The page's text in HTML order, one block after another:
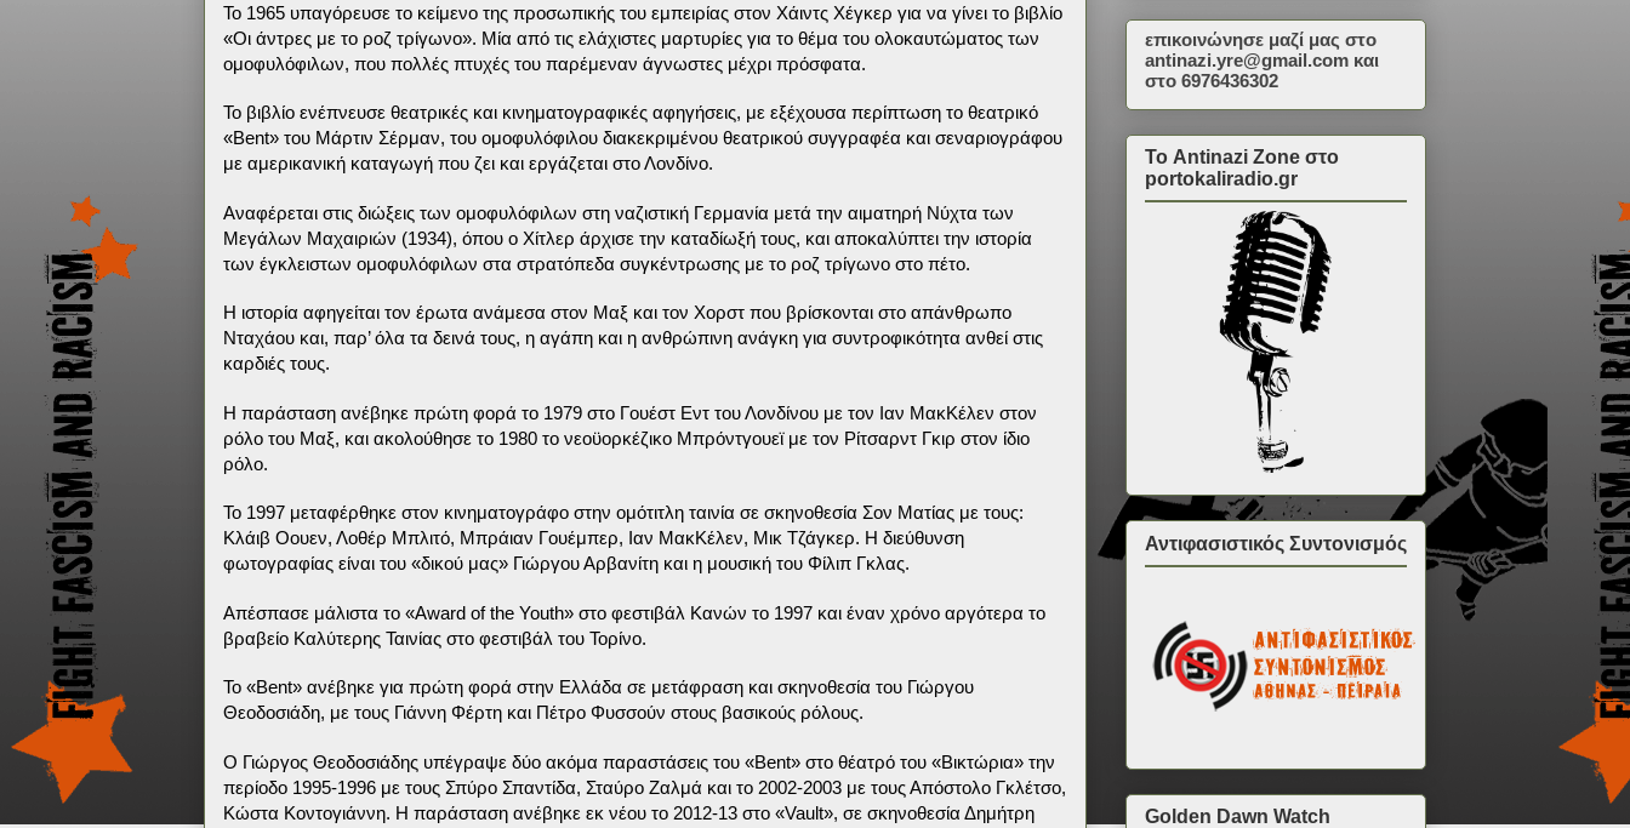
Το 1965 υπαγόρευσε το κείμενο της προσωπικής του εμπειρίας στον Χάιντς Χέγκερ για να γίνει το βιβλίο
«Οι άντρες με το ροζ τρίγωνο». Μία από τις ελάχιστες μαρτυρίες για το θέμα του ολοκαυτώματος των
ομοφυλόφιλων, που πολλές πτυχές του παρέμεναν άγνωστες μέχρι πρόσφατα.
Το βιβλίο ενέπνευσε θεατρικές και κινηματογραφικές αφηγήσεις, με εξέχουσα περίπτωση το θεατρικό
«Bent» του Μάρτιν Σέρμαν, του ομοφυλόφιλου διακεκριμένου θεατρικού συγγραφέα και σεναριογράφου
με αμερικανική καταγωγή που ζει και εργάζεται στο Λονδίνο.
Αναφέρεται στις διώξεις των ομοφυλόφιλων στη ναζιστική Γερμανία μετά την αιματηρή Νύχτα των
Μεγάλων Μαχαιριών (1934), όπου ο Χίτλερ άρχισε την καταδίωξή τους, και αποκαλύπτει την ιστορία
των έγκλειστων ομοφυλόφιλων στα στρατόπεδα συγκέντρωσης με το ροζ τρίγωνο στο πέτο.
Η ιστορία αφηγείται τον έρωτα ανάμεσα στον Μαξ και τον Χορστ που βρίσκονται στο απάνθρωπο
Νταχάου και, παρ’ όλα τα δεινά τους, η αγάπη και η ανθρώπινη ανάγκη για συντροφικότητα ανθεί στις
καρδιές τους.
Η παράσταση ανέβηκε πρώτη φορά το 1979 στο Γουέστ Εντ του Λονδίνου με τον Ιαν ΜακΚέλεν στον
ρόλο του Μαξ, και ακολούθησε το 1980 το νεοϋορκέζικο Μπρόντγουεϊ με τον Ρίτσαρντ Γκιρ στον ίδιο
ρόλο.
Το 1997 μεταφέρθηκε στον κινηματογράφο στην ομότιτλη ταινία σε σκηνοθεσία Σον Ματίας με τους:
Κλάιβ Οουεν, Λοθέρ Μπλιτό, Μπράιαν Γουέμπερ, Ιαν ΜακΚέλεν, Μικ Τζάγκερ. Η διεύθυνση
φωτογραφίας είναι του «δικού μας» Γιώργου Αρβανίτη και η μουσική του Φίλιπ Γκλας.
Απέσπασε μάλιστα το «Award of the Youth» στο φεστιβάλ Κανών το 1997 και έναν χρόνο αργότερα το
βραβείο Καλύτερης Ταινίας στο φεστιβάλ του Τορίνο.
Το «Bent» ανέβηκε για πρώτη φορά στην Ελλάδα σε μετάφραση και σκηνοθεσία του Γιώργου
Θεοδοσιάδη, με τους Γιάννη Φέρτη και Πέτρο Φυσσούν στους βασικούς ρόλους.
Ο Γιώργος Θεοδοσιάδης υπέγραψε δύο ακόμα παραστάσεις του «Bent» στο θέατρό του «Βικτώρια» την
περίοδο 1995-1996 με τους Σπύρο Σπαντίδα, Σταύρο Ζαλμά και το 2002-2003 με τους Απόστολο Γκλέτσο,
Κώστα Κοντογιάννη. Η παράσταση ανέβηκε εκ νέου το 2012-13 στο «Vault», σε σκηνοθεσία Δημήτρη
επικοινώνησε μαζί μας στο
antinazi.yre@gmail.com και
στο 6976436302
Το Antinazi Zone στο
portokaliradio.gr
Αντιφασιστικός Συντονισμός
Golden Dawn Watch